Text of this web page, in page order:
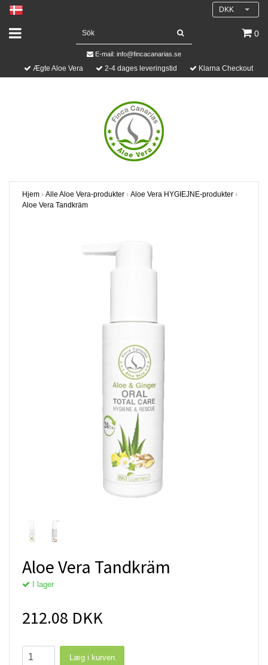
DKK
0
E-mail: info@fincacanarias.se
Ægte Aloe Vera 2-4 dages leveringstid Klarna Checkout
Hjem › Alle Aloe Vera-produkter › Aloe Vera HYGIEJNE-produkter ›
Aloe Vera Tandkräm
Aloe Vera Tandkräm
I lager
212.08 DKK